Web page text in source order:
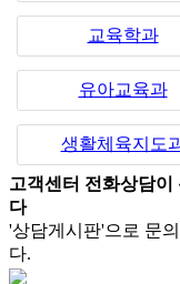
교육학과
유아교육과
생활체육지도
고객센터 전화상담이
다
'상담게시판'으로 문
다.